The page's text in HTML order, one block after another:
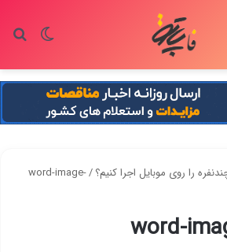
تغییر
را روی موبایل اجرا کنیم؟/
word-image-
word-